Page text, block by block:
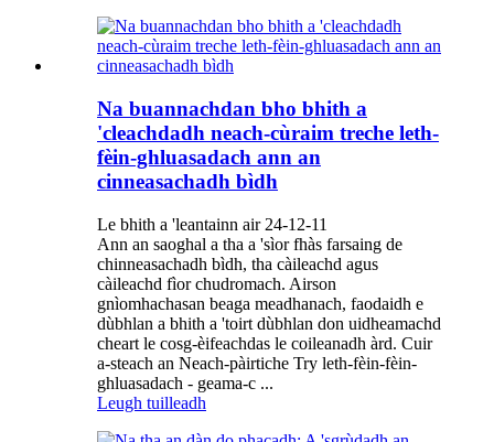
Na buannachdan bho bhith a
'cleachdadh neach-cùraim treche leth-
fèin-ghluasadach ann an
cinneasachadh bìdh
Le bhith a 'leantainn air 24-12-11
Ann an saoghal a tha a 'sìor fhàs farsaing de
chinneasachadh bìdh, tha càileachd agus
càileachd fìor chudromach. Airson
gnìomhachasan beaga meadhanach, faodaidh e
dùbhlan a bhith a 'toirt dùbhlan don uidheamachd
cheart le cosg-èifeachdas le coileanadh àrd. Cuir
a-steach an Neach-pàirtiche Try leth-fèin-fèin-
ghluasadach - geama-c ...
Leugh tuilleadh